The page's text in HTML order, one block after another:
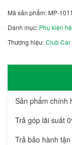
Mã sản phẩm: MP-
Danh mục: Phụ kiện
Thương hiệu:Club Car
Sản phẩm chính
Trả góp lãi suất
Trả bảo hành